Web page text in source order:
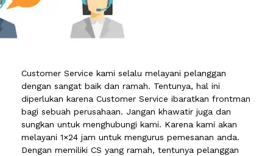
Customer Service kami selalu melayani pelanggan
dengan sangat baik dan ramah. Tentunya, hal ini
diperlukan karena Customer Service ibaratkan frontman
bagi sebuah perusahaan. Jangan khawatir juga dan
sungkan untuk menghubungi kami. Karena kami akan
melayani 1×24 jam untuk mengurus pemesanan anda.
Dengan memiliki CS yang ramah, tentunya pelanggan